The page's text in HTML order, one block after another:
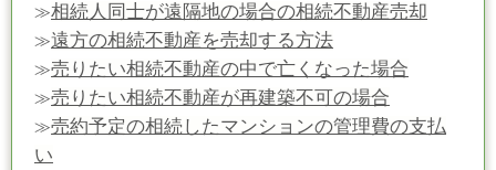
≫相続人同士が遠隔地の場合の相続不動産売却
≫遠方の相続不動産を売却する方法
≫売りたい相続不動産の中で亡くなった場合
≫売りたい相続不動産が再建築不可の場合
≫売約予定の相続したマンションの管理費の支払
い